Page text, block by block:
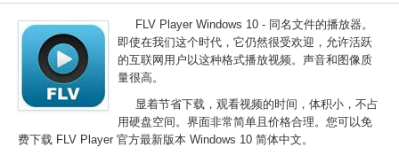
FLV Player Windows 10 - 同名文件的播放器。
即使在我们这个时代，它仍然很受欢迎，允许活跃
的互联网用户以这种格式播放视频。声音和图像质
量很高。
显着节省下载，观看视频的时间，体积小，不占
用硬盘空间。界面非常简单且价格合理。您可以免
费下载 FLV Player 官方最新版本 Windows 10 简体中文。